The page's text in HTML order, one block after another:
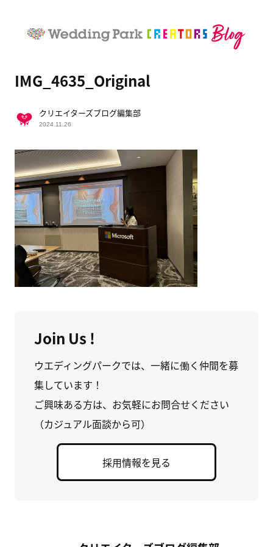
IMG_4635_Original
クリエイターズブログ編集部
2024.11.26
Join Us !
ウエディングパークでは、一緒に働く仲間を募
集しています！
ご興味ある方は、お気軽にお問合せください
（カジュアル面談から可）
採用情報を見る